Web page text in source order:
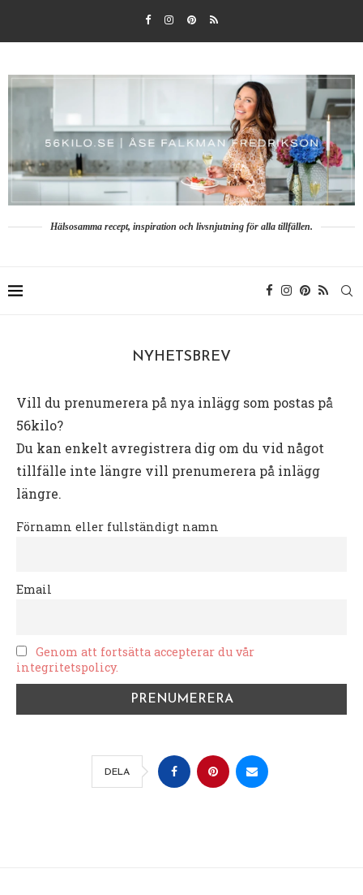
Hälsosamma recept, inspiration och livsnjutning för alla tillfällen.
NYHETSBREV
Vill du prenumerera på nya inlägg som postas på
56kilo?
Du kan enkelt avregistrera dig om du vid något
tillfälle inte längre vill prenumerera på inlägg
längre.
Förnamn eller fullständigt namn
Email
Genom att fortsätta accepterar du vår
integritetspolicy.
DELA